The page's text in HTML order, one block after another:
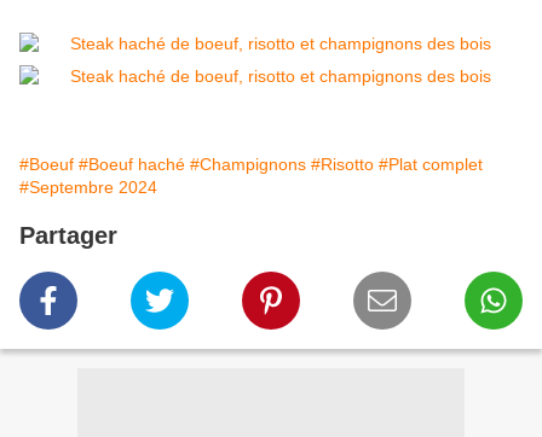
#Boeuf #Boeuf haché #Champignons #Risotto #Plat complet
#Septembre 2024
Partager